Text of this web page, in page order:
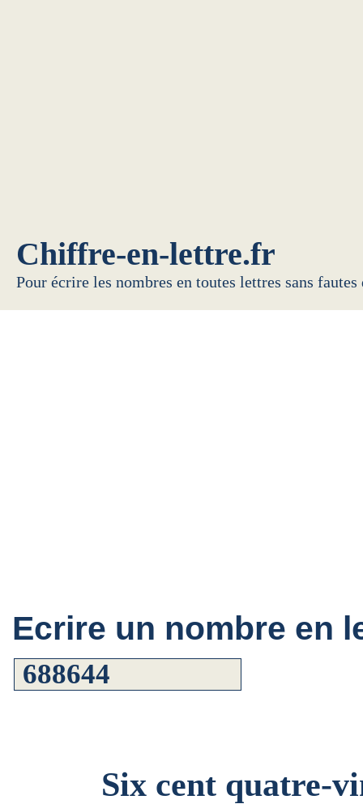
Chiffre-en-lettre.fr
Pour écrire les nombres en toutes lettres sans
Ecrire un nombre en
Six cent quatre-